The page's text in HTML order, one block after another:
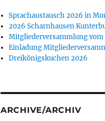
Sprachaustausch 2026 in
2026 Scharnhausen
Mitgliederversammlung vom
Einladung
Dreikönigskuchen 2026
ARCHIVE/ARCHIV